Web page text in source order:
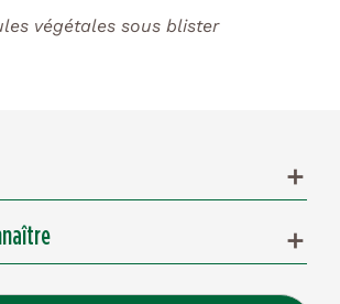
végétales sous blister
add
add